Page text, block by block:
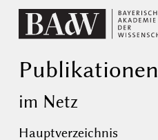
Publikationen
im Netz
Hauptverzeichnis